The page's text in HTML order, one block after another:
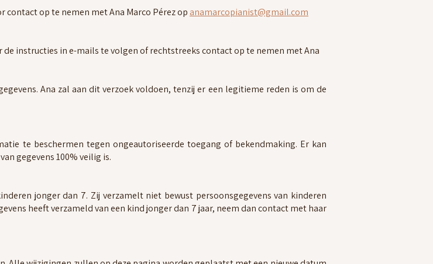
contact op te nemen met Ana Marco Pérez op anamarcopianist@gmail.com
instructies in e-mails te volgen of rechtstreeks contact op te nemen met Ana
Ana zal aan dit verzoek voldoen, tenzij er een legitieme reden is om de
te beschermen tegen ongeautoriseerde toegang of bekendmaking. Er kan
gegevens 100% veilig is.
jonger dan 7. Zij verzamelt niet bewust persoonsgegevens van kinderen
heeft verzameld van een kind jonger dan 7 jaar, neem dan contact met haar